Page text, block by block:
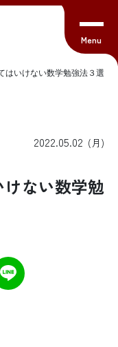
はいけない数学勉強法３選
2022.05.02 (月)
けない数学勉